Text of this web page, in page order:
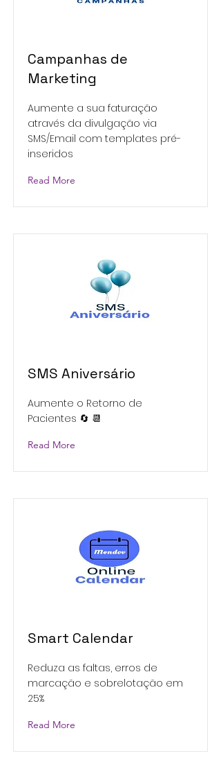
Campanhas de
Marketing
Aumente a sua faturação
através da divulgação via
SMS/Email com templates pré-
inseridos
Read More
SMS Aniversário
Aumente o Retorno de
Pacientes 🔄 📆
Read More
Smart Calendar
Reduza as faltas, erros de
marcação e sobrelotação em
25%
Read More